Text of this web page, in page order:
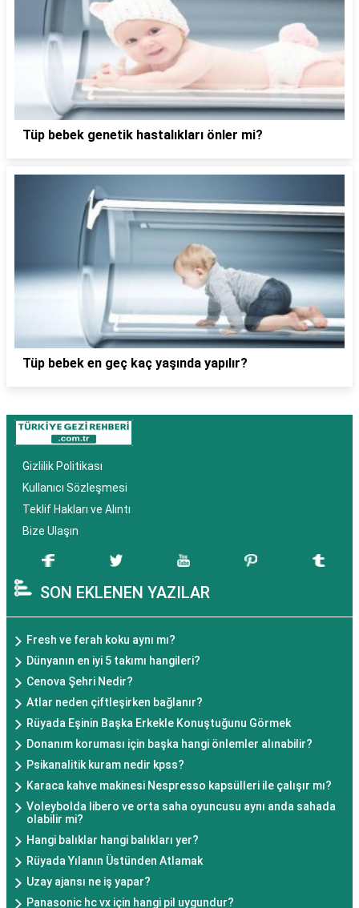
Tüp bebek genetik hastalıkları önler mi?
Tüp bebek en geç kaç yaşında yapılır?
Gizlilik Politikası
Kullanıcı Sözleşmesi
Teklif Hakları ve Alıntı
Bize Ulaşın
SON EKLENEN YAZILAR
Fresh ve ferah koku aynı mı?
Dünyanın en iyi 5 takımı hangileri?
Cenova Şehri Nedir?
Atlar neden çiftleşirken bağlanır?
Rüyada Eşinin Başka Erkekle Konuştuğunu Görmek
Donanım koruması için başka hangi önlemler alınabilir?
Psikanalitik kuram nedir kpss?
Karaca kahve makinesi Nespresso kapsülleri ile çalışır mı?
Voleybolda libero ve orta saha oyuncusu aynı anda sahada
olabilir mi?
Hangi balıklar hangi balıkları yer?
Rüyada Yılanın Üstünden Atlamak
Uzay ajansı ne iş yapar?
Panasonic hc vx için hangi pil uygundur?